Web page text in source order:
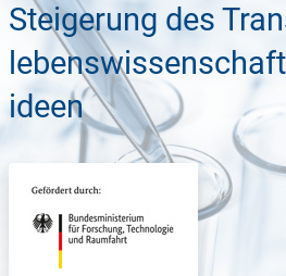
Steigerung des
ideen